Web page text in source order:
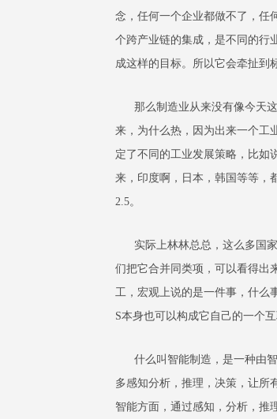
念，任何一个企业都做不了，任
个跨产业链的集成，是不同的行
成这样的目标。所以它会牵扯到
那么制造业从来没有像今天这
来，为什么热，因为出来一个工
定了不同的工业发展策略，比如
来，印度啊，日本，韩国等等，
2.5。
实际上林林总总，这么多国家
们把它合并同类项，可以看得出
工，宏观上说的是一件事，什么
S本身也可以构成它自己的一个
什么叫智能制造，是一种由智
多感知分析，推理，决策，让所
智能方面，通过感知，分析，推